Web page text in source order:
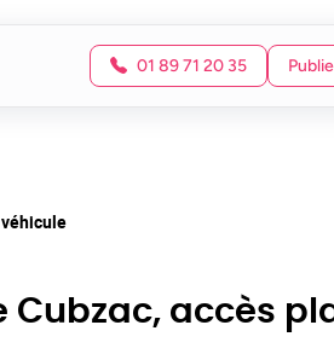
01 89 71 20 35
Cubzac, accès